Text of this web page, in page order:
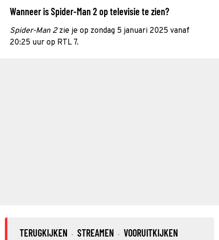
Wanneer is Spider-Man 2 op televisie te zien?
Spider-Man 2zie je op zondag 5 januari 2025 vanaf
20:25 uur op RTL 7.
TERUGKIJKEN · STREAMEN · VOORUITKIJKEN